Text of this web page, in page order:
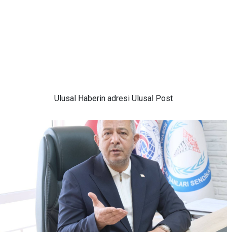
Ulusal Haberin adresi Ulusal Post